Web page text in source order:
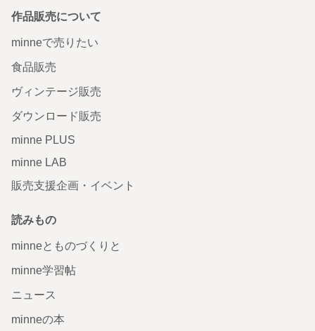
作品販売について
minneで売りたい
食品販売
ヴィンテージ販売
ダウンロード販売
minne PLUS
minne LAB
販売支援企画・イベント
読みもの
minneとものづくりと
minne学習帖
ニュース
minneの本